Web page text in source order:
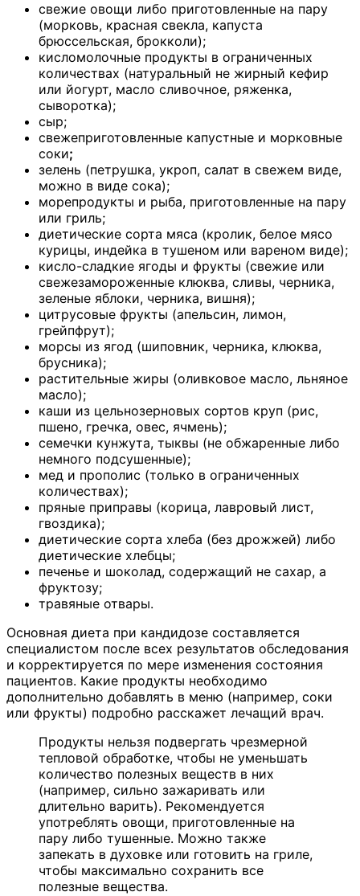
свежие овощи либо приготовленные на пару
(морковь, красная свекла, капуста
брюссельская, брокколи);
кисломолочные продукты в ограниченных
количествах (натуральный не жирный кефир
или йогурт, масло сливочное, ряженка,
сыворотка);
сыр;
свежеприготовленные капустные и морковные
соки;
зелень (петрушка, укроп, салат в свежем виде,
можно в виде сока);
морепродукты и рыба, приготовленные на пару
или гриль;
диетические сорта мяса (кролик, белое мясо
курицы, индейка в тушеном или вареном виде);
кисло-сладкие ягоды и фрукты (свежие или
свежезамороженные клюква, сливы, черника,
зеленые яблоки, черника, вишня);
цитрусовые фрукты (апельсин, лимон,
грейпфрут);
морсы из ягод (шиповник, черника, клюква,
брусника);
растительные жиры (оливковое масло, льняное
масло);
каши из цельнозерновых сортов круп (рис,
пшено, гречка, овес, ячмень);
семечки кунжута, тыквы (не обжаренные либо
немного подсушенные);
мед и прополис (только в ограниченных
количествах);
пряные приправы (корица, лавровый лист,
гвоздика);
диетические сорта хлеба (без дрожжей) либо
диетические хлебцы;
печенье и шоколад, содержащий не сахар, а
фруктозу;
травяные отвары.
Основная диета при кандидозе составляется
специалистом после всех результатов обследования
и корректируется по мере изменения состояния
пациентов. Какие продукты необходимо
дополнительно добавлять в меню (например, соки
или фрукты) подробно расскажет лечащий врач.
Продукты нельзя подвергать чрезмерной
тепловой обработке, чтобы не уменьшать
количество полезных веществ в них
(например, сильно зажаривать или
длительно варить). Рекомендуется
употреблять овощи, приготовленные на
пару либо тушенные. Можно также
запекать в духовке или готовить на гриле,
чтобы максимально сохранить все
полезные вещества.